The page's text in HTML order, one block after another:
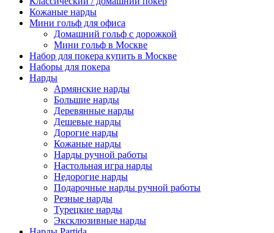
Кожаные нарды
Мини гольф для офиса
Домашний гольф с дорожкой
Мини гольф в Москве
Набор для покера купить в Москве
Наборы для покера
Нарды
Армянские нарды
Большие нарды
Деревянные нарды
Дешевые нарды
Дорогие нарды
Кожаные нарды
Нарды ручной работы
Настольная игра нарды
Недорогие нарды
Подарочные нарды ручной работы
Резные нарды
Турецкие нарды
Эксклюзивные нарды